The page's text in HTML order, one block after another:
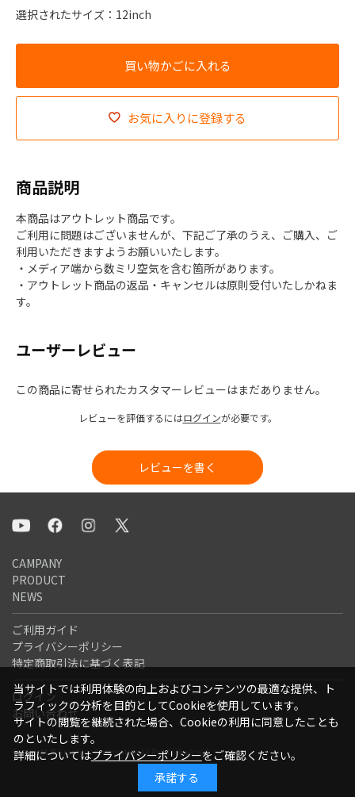
選択されたサイズ：12inch
お気に入りに登録する
商品説明
本商品はアウトレット商品です。
ご利用に問題はございませんが、下記ご了承のうえ、ご購入、ご
利用いただきますようお願いいたします。
・メディア端から数ミリ空気を含む箇所があります。
・アウトレット商品の返品・キャンセルは原則受付いたしかねま
す。
ユーザーレビュー
この商品に寄せられたカスタマーレビューはまだありません。
レビューを評価するにはログインが必要です。
レビューを書く
CAMPANY
PRODUCT
NEWS
ご利用ガイド
プライバシーポリシー
特定商取引法に基づく表記
ログイン
お問い合わせ
Copyright ©Graphtec Corporation All Rights Reserved.
当サイトでは利用体験の向上およびコンテンツの最適な提供、ト
ラフィックの分析を目的としてCookieを使用しています。
サイトの閲覧を継続された場合、Cookieの利用に同意したことも
のといたします。
詳細についてはプライバシーポリシーをご確認ください。
承諾する